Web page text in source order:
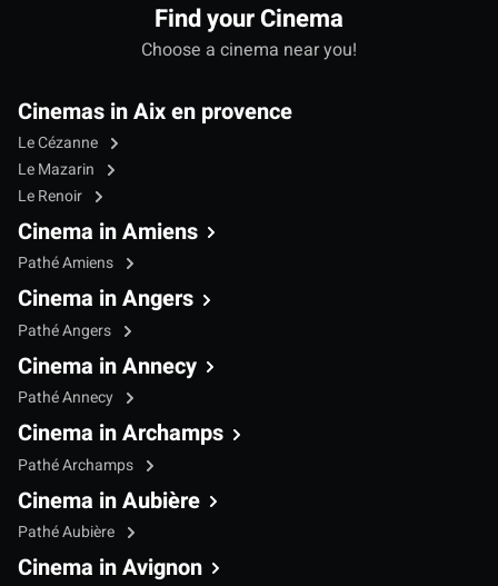
Find your Cinema
Choose a cinema near you!
Cinemas in Aix en provence
Le Cézanne
Le Mazarin
Le Renoir
Cinema in Amiens
Pathé Amiens
Cinema in Angers
Pathé Angers
Cinema in Annecy
Pathé Annecy
Cinema in Archamps
Pathé Archamps
Cinema in Aubière
Pathé Aubière
Cinema in Avignon